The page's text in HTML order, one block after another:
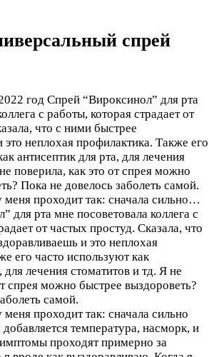
спрей
год Спрей “Вироксинол” для рта
с работы, которая страдает от
что с ними быстрее
неплохая профилактика. Также его
антисептик для рта, для лечения
поверила, как это от спрея можно
Пока не довелось заболеть самой.
проходит так: сначала сильно…
для рта мне посоветовала коллега с
от частых простуд. Сказала, что
и это неплохая
его часто используют как
для лечения стоматитов и тд. Я не
спрея можно быстрее выздороветь?
самой.
проходит так: сначала сильно
температура, насморк, и
проходят примерно за